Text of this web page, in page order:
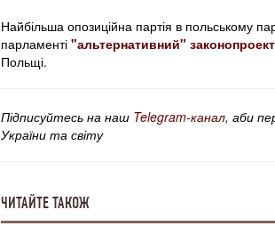
Найбільша опозиційна партія в польському
парламенті "альтернативний" законопроект
Польщі.
Підписуйтесь на наш Telegram-канал, аби
України та світу
ЧИТАЙТЕ ТАКОЖ